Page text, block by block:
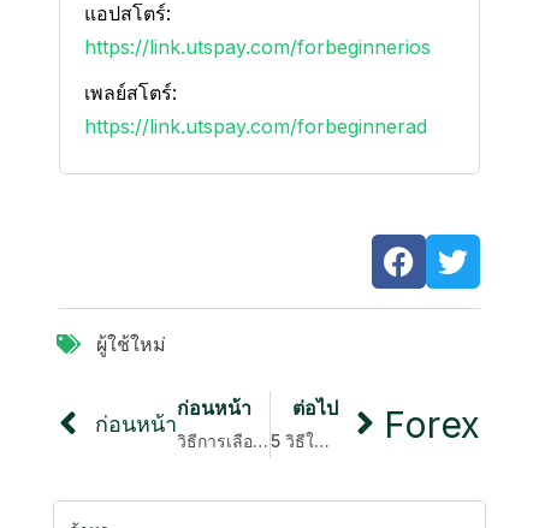
แอปสโตร์:
https://link.utspay.com/forbeginnerios
เพลย์สโตร์:
https://link.utspay.com/forbeginnerad
ผู้ใช้ใหม่
ก่อนหน้า
ก่อนหน้า
วิธีการเลือกโบรกเกอร์และรับเงินคืนสําหรับผู้เริ่มต้น?
ต่อไป
5 วิธีในการสร้างรายได้แบบพาสซีฟในตลาด Forex
หา: